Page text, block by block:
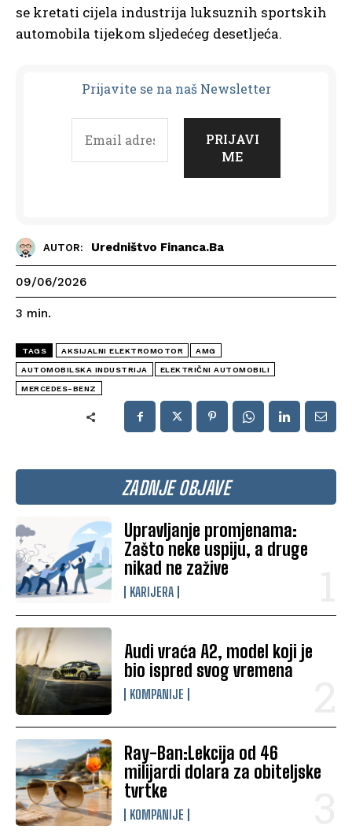
ZADNJE OBJAVE
Upravljanje promjenama:
Zašto neke uspiju, a druge
nikad ne zažive
KARIJERA
Audi vraća A2, model koji je
bio ispred svog vremena
KOMPANIJE
Ray-Ban:Lekcija od 46
milijardi dolara za obiteljske
tvrtke
KOMPANIJE
se kretati cijela industrija luksuznih sportskih
automobila tijekom sljedećeg desetljeća.
Prijavite se na naš Newsletter
AUTOR: Uredništvo Financa.ba
09/06/2026
3 min.
TAGS AKSIJALNI ELEKTROMOTOR AMG
AUTOMOBILSKA INDUSTRIJA ELEKTRIČNI AUTOMOBILI
MERCEDES-BENZ